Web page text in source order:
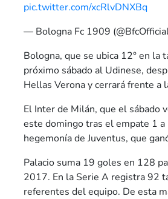
pic.twitter.com/xcRlvDNXBq
— Bologna Fc 1909
Bologna, que se ubica 12° en la
próximo sábado al Udinese,
Hellas Verona y cerrará frente a
El Inter de Milán, que el sábado
este domingo tras el empate 1
hegemonía de Juventus, que
Palacio suma 19 goles en 128
2017. En la Serie A registra 92
referentes del equipo. De esta